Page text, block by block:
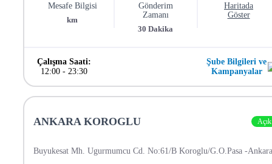
Mesafe Bilgisi
km
Gönderim
Zamanı
30 Dakika
Haritada
Göster
Çalışma Saati:
12:00- 23:30
Şube Bilgileri ve
Kampanyalar
ANKARA KOROGLU Açık
Buyukesat Mh. Ugurmumcu Cd. No:61/B Koroglu/G.O.Pasa -Ankara